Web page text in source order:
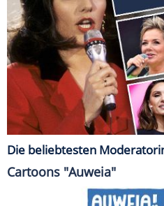
Die beliebtesten
Cartoons "Auweia"